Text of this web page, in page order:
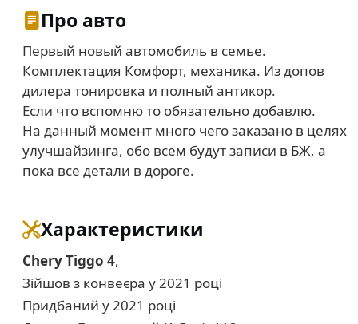
Про авто
Первый новый автомобиль в семье.
Комплектация Комфорт, механика. Из допов
дилера тонировка и полный антикор.
Если что вспомню то обязательно добавлю.
На данный момент много чего заказано в целях
улучшайзинга, обо всем будут записи в БЖ, а
пока все детали в дороге.
Характеристики
Chery Tiggo 4,
Зійшов з конвеєра у 2021 році
Придбаний у 2021 році